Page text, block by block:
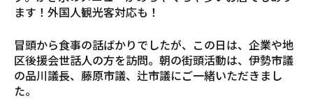
ます！外国人観光客対応も！
冒頭から食事の話ばかりでしたが、この日は、企業や地
区後援会世話人の方を訪問。朝の街頭活動は、伊勢市議
の品川議長、藤原市議、辻市議にご一緒いただきまし
た。